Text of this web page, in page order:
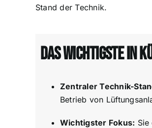
Stand der Technik.
Das Wichtigste in
Zentraler Technik-
Betrieb von
Wichtigster Fokus: